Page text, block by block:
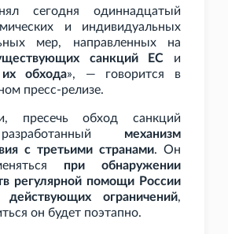
сегодня одиннадцатый
и индивидуальных
мер, направленных на
санкций ЕС и
обхода», — говорится в
пресс-релизе.
пресечь обход санкций
механизм
с третьими странами. Он
при обнаружении
регулярной помощи России
ограничений,
он будет поэтапно.